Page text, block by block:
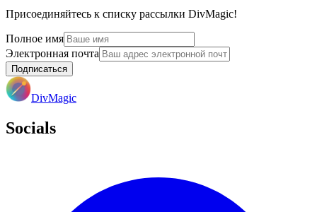
Присоединяйтесь к списку рассылки DivMagic!
Полное имя
Электронная почта
Подписаться
DivMagic
Socials